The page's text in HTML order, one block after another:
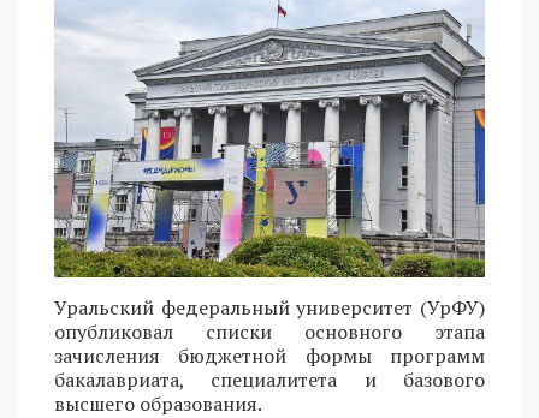
Уральский федеральный университет (УрФУ)
опубликовал списки основного этапа
зачисления бюджетной формы программ
бакалавриата, специалитета и базового
высшего образования.